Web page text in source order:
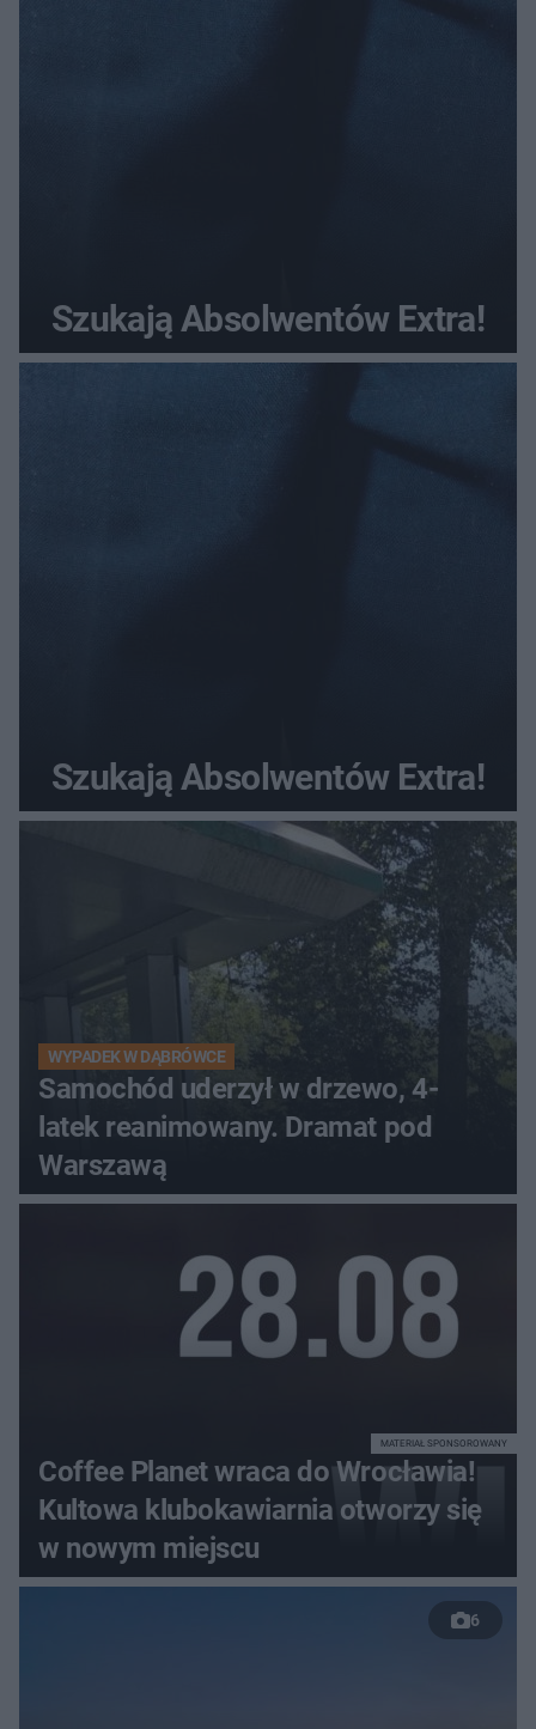
Szukają Absolwentów Extra!
Szukają Absolwentów Extra!
WYPADEK W DĄBRÓWCE
Samochód uderzył w drzewo, 4-
latek reanimowany. Dramat pod
Warszawą
Coffee Planet wraca do Wrocławia!
Kultowa klubokawiarnia otworzy się
w nowym miejscu
MATERIAŁ SPONSOROWANY
6